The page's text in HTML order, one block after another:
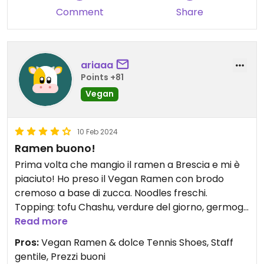
Comment Share
ariaaa
Points +81
Vegan
10 Feb 2024
Ramen buono!
Prima volta che mangio il ramen a Brescia e mi è
piaciuto! Ho preso il Vegan Ramen con brodo
cremoso a base di zucca. Noodles freschi.
Topping: tofu Chashu, verdure del giorno, germogli
di soia, cipollotto, cavolo cinese, crema cinese.
Il brodo era molto cremoso mi è piaciuto un
sacco. Il tofu, il più buono che abbia mai mangiato,
Read more
Pros:Vegan Ramen & dolce Tennis Shoes, Staff
gentile, Prezzi buoni